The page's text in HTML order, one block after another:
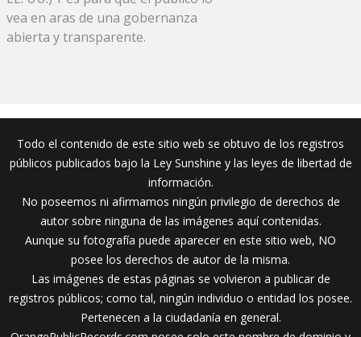
vea en aras de una gobernanza
abierta y transparente.
Todo el contenido de este sitio web se obtuvo de los registros
públicos publicados bajo la Ley Sunshine y las leyes de libertad de
información.
No poseemos ni afirmamos ningún privilegio de derechos de
autor sobre ninguna de las imágenes aquí contenidas.
Aunque su fotografía puede aparecer en este sitio web, NO
posee los derechos de autor de la misma.
Las imágenes de estas páginas se volvieron a publicar de
registros públicos; como tal, ningún individuo o entidad los posee.
Pertenecen a la ciudadanía en general.